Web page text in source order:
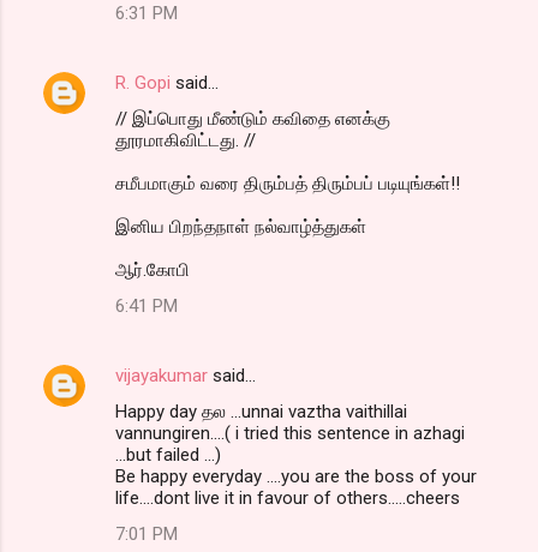
6:31 PM
R. Gopi said…
// இப்பொது மீண்டும் கவிதை எனக்கு
தூரமாகிவிட்டது. //
சமீபமாகும் வரை திரும்பத் திரும்பப் படியுங்கள்!!
இனிய பிறந்தநாள் நல்வாழ்த்துகள்
ஆர்.​கோபி
6:41 PM
vijayakumar said…
Happy day தல ...unnai vaztha vaithillai
vannungiren....( i tried this sentence in azhagi
...but failed ...)
Be happy everyday ....you are the boss of your
life....dont live it in favour of others.....cheers
7:01 PM